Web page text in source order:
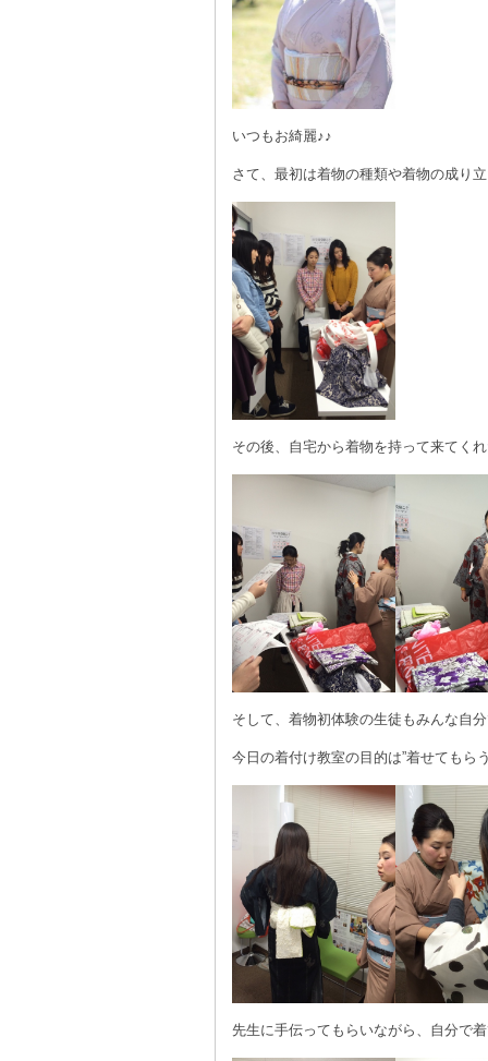
いつもお綺麗♪♪
さて、最初は着物の種類や着物の成り立
その後、自宅から着物を持って来てく
そして、着物初体験の生徒もみんな自
今日の着付け教室の目的は”着せてもら
先生に手伝ってもらいながら、自分で